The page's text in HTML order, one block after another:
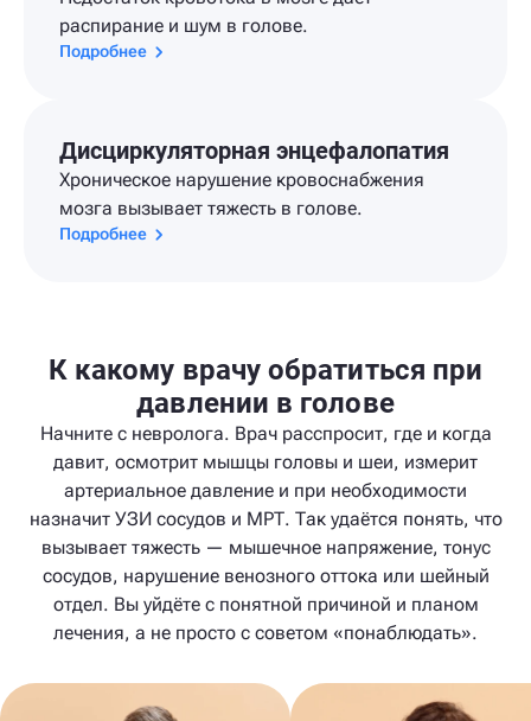
распирание и шум в голове.
Подробнее
Дисциркуляторная энцефалопатия
Хроническое нарушение кровоснабжения
мозга вызывает тяжесть в голове.
Подробнее
К какому врачу обратиться при
давлении в голове
Начните с невролога. Врач расспросит, где и когда
давит, осмотрит мышцы головы и шеи, измерит
артериальное давление и при необходимости
назначит УЗИ сосудов и МРТ. Так удаётся понять, что
вызывает тяжесть — мышечное напряжение, тонус
сосудов, нарушение венозного оттока или шейный
отдел. Вы уйдёте с понятной причиной и планом
лечения, а не просто с советом «понаблюдать».